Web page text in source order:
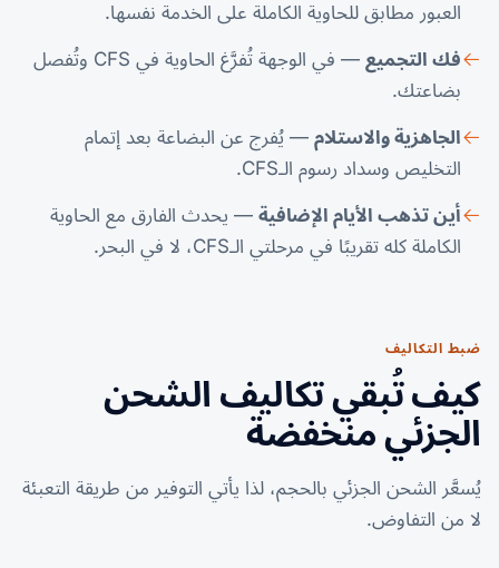
العبور مطابق للحاوية الكاملة على الخدمة نفسها.
فك التجميع
— في الوجهة تُفرَّغ الحاوية في CFS وتُفصل
بضاعتك.
الجاهزية والاستلام — يُفرج عن البضاعة بعد إتمام
التخليص وسداد رسوم الـCFS.
أين تذهب الأيام الإضافية — يحدث الفارق مع الحاوية
الكاملة كله تقريبًا في مرحلتي الـCFS، لا في البحر.
ضبط التكاليف
كيف تُبقي تكاليف الشحن
الجزئي منخفضة
يُسعَّر الشحن الجزئي بالحجم، لذا يأتي التوفير من طريقة التعبئة
لا من التفاوض.